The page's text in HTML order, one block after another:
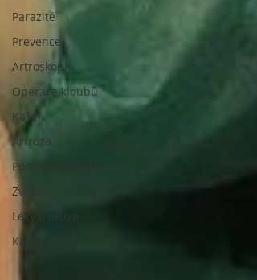
Parazité
Prevence
Artroskopie
Operace kloubů
Kašel
Artróza
Pooperační péče
Zvracení
Léky a léčiva
Кар'єра